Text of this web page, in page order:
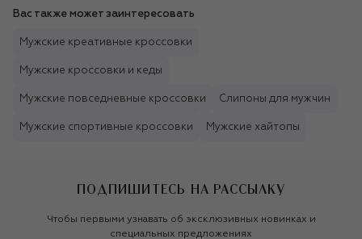
Вас также может заинтересовать
Мужские креативные кроссовки
Мужские кроссовки и кеды
Мужские повседневные кроссовки Слипоны для мужчин
Мужские спортивные кроссовки Мужские хайтопы
ПОДПИШИТЕСЬ НА РАССЫЛКУ
Чтобы первыми узнавать об эксклюзивных новинках и
специальных предложениях